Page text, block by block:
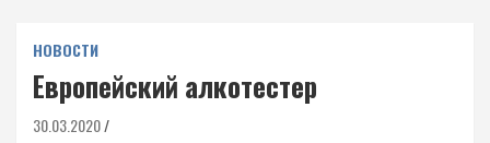
НОВОСТИ
Европейский алкотестер
30.03.2020